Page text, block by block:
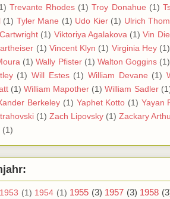
Trevante Rhodes (1) Troy Donahue (1)
(1) Tyler Mane (1) Udo Kier (1) Ulrich
(1) Viktoriya Agalakova (1) Vin
(1) Vincent Klyn (1) Virginia Hey (1)
(1) Wally Pfister (1) Walton Goggins (1)
(1) Will Estes (1) William Devane (1)
(1) William Mapother (1) William Sadler
Berkeley (1) Yaphet Kotto (1) Yayan
(1) Zach Lipovsky (1) Zackary
(1)
1953 (1) 1954 (1) 1955 (3) 1957 (3) 1958